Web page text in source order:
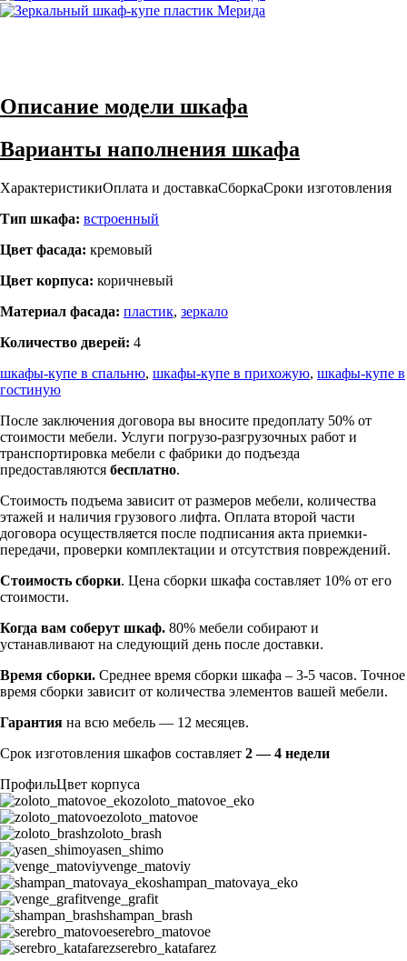
Описание модели шкафа
Варианты наполнения шкафа
ХарактеристикиОплата и доставкаСборкаСроки изготовления
Тип шкафа: встроенный
Цвет фасада: кремовый
Цвет корпуса: коричневый
Материал фасада: пластик, зеркало
Количество дверей: 4
шкафы-купе в спальню, шкафы-купе в прихожую, шкафы-купе в
гостиную
После заключения договора вы вносите предоплату 50% от
стоимости мебели. Услуги погрузо-разгрузочных работ и
транспортировка мебели с фабрики до подъезда
предоставляются бесплатно.
Стоимость подъема зависит от размеров мебели, количества
этажей и наличия грузового лифта. Оплата второй части
договора осуществляется после подписания акта приемки-
передачи, проверки комплектации и отсутствия повреждений.
Стоимость сборки. Цена сборки шкафа составляет 10% от его
стоимости.
Когда вам соберут шкаф. 80% мебели собирают и
устанавливают на следующий день после доставки.
Время сборки. Среднее время сборки шкафа – 3-5 часов. Точное
время сборки зависит от количества элементов вашей мебели.
Гарантия на всю мебель — 12 месяцев.
Срок изготовления шкафов составляет 2 — 4 недели
ПрофильЦвет корпуса
zoloto_matovoe_eko
zoloto_matovoe
zoloto_brash
yasen_shimo
venge_matoviy
shampan_matovaya_eko
venge_grafit
shampan_brash
serebro_matovoe
serebro_katafarez